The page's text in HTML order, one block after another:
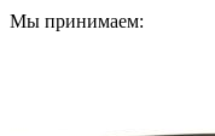
Мы принимаем: